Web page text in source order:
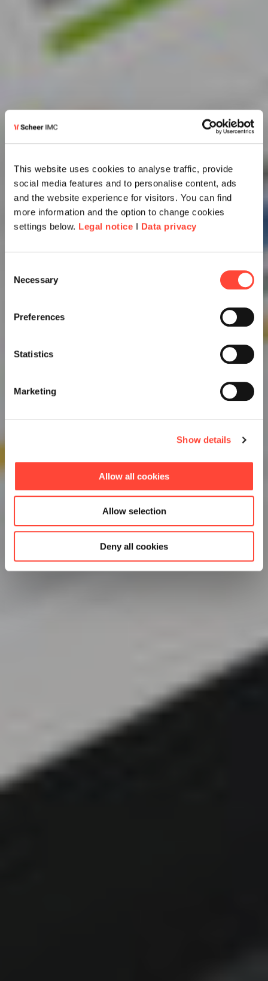
This website uses cookies to analyse traffic, provide
social media features and to personalise content, ads
and the website experience for visitors. You can find
more information and the option to change cookies
settings below. Legal notice I Data privacy
Selection
Necessary
Preferences
Statistics
Marketing
Show details
Allow all cookies
Allow selection
Deny all cookies